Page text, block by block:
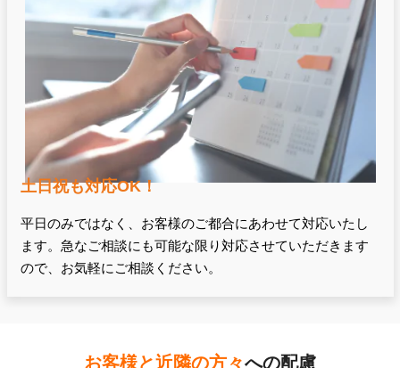
土日祝も対応OK！
平日のみではなく、お客様のご都合にあわせて対応いたし
ます。急なご相談にも可能な限り対応させていただきます
ので、お気軽にご相談ください。
お客様と近隣の方々への配慮